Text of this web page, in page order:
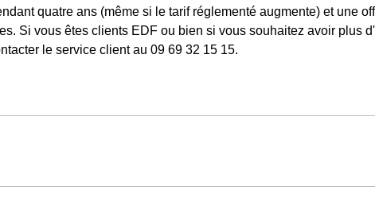
quatre ans (même si le tarif réglementé augmente) et une
Si vous êtes clients EDF ou bien si vous souhaitez avoir plus
le service client au 09 69 32 15 15.